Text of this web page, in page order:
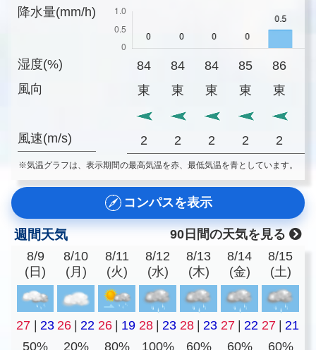
降水量(mm/h)
湿度(%)
風向
風速(m/s)
84 84 84 85 86
東
東 東 東 東
2 2 2 2 2
※気温グラフは、表示期間の最高気温を赤、最低気温を青としています。
コンパスを表示
週間天気
90日間の天気を見る
8/9
(日)
8/10
(月)
8/11
(火)
8/12
(水)
8/13
(木)
8/14
(金)
8/15
(土)
27 23 26 22 26 19 28 23 28 23 27 22 27
21
50%
20% 80% 100% 60% 60% 60%